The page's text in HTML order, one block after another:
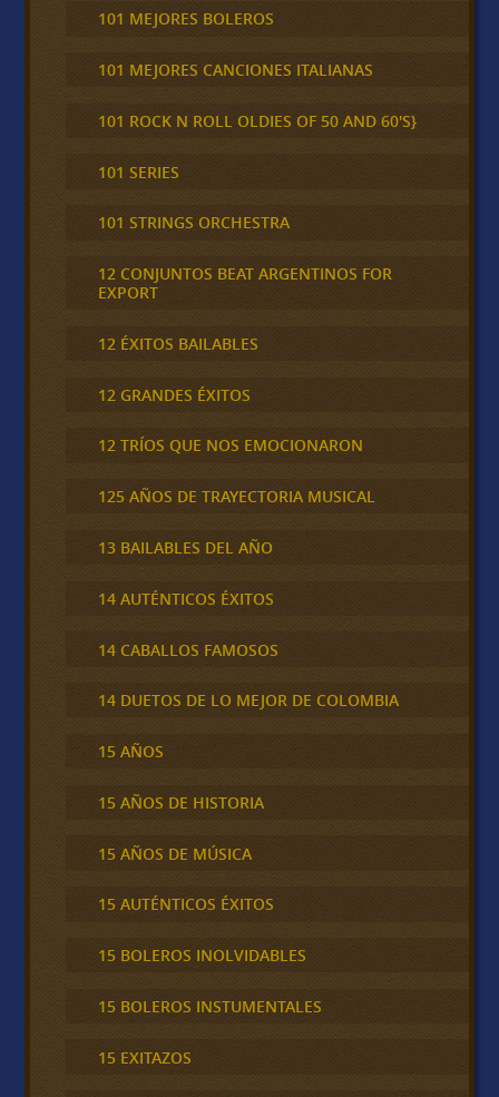
101 MEJORES BOLEROS
101 MEJORES CANCIONES ITALIANAS
101 ROCK N ROLL OLDIES OF 50 AND 60'S}
101 SERIES
101 STRINGS ORCHESTRA
12 CONJUNTOS BEAT ARGENTINOS FOR
EXPORT
12 ÉXITOS BAILABLES
12 GRANDES ÉXITOS
12 TRÍOS QUE NOS EMOCIONARON
125 AÑOS DE TRAYECTORIA MUSICAL
13 BAILABLES DEL AÑO
14 AUTÉNTICOS ÉXITOS
14 CABALLOS FAMOSOS
14 DUETOS DE LO MEJOR DE COLOMBIA
15 AÑOS
15 AÑOS DE HISTORIA
15 AÑOS DE MÚSICA
15 AUTÉNTICOS ÉXITOS
15 BOLEROS INOLVIDABLES
15 BOLEROS INSTUMENTALES
15 EXITAZOS